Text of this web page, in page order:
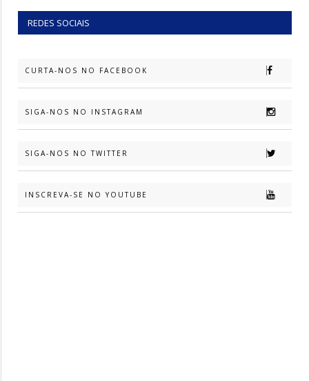
REDES SOCIAIS
CURTA-NOS NO FACEBOOK
SIGA-NOS NO INSTAGRAM
SIGA-NOS NO TWITTER
INSCREVA-SE NO YOUTUBE